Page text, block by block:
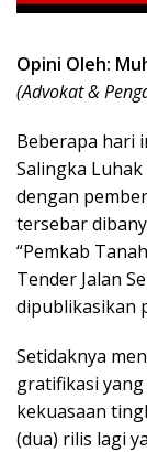
Opini Oleh:
(Advokat &
Beberapa hari
Salingka
dengan
tersebar
“Pemkab
Tender Jalan
dipublikasikan
Setidaknya
gratifikasi
kekuasaan
(dua) rilis lagi